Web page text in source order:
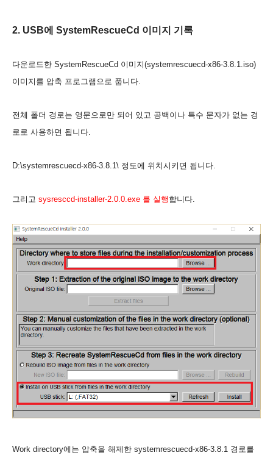
2. USB에 SystemRescueCd 이미지 기록
다운로드한 SystemRescueCd 이미지(systemrescuecd-x86-3.8.1.iso)
이미지를 압축 프로그램으로 풉니다.
전체 폴더 경로는 영문으로만 되어 있고 공백이나 특수 문자가 없는 경
로로 사용하면 됩니다.
D:\systemrescuecd-x86-3.8.1\ 정도에 위치시키면 됩니다.
그리고 sysresccd-installer-2.0.0.exe 를 실행합니다.
Work directory에는 압축을 해제한 systemrescuecd-x86-3.8.1 경로를